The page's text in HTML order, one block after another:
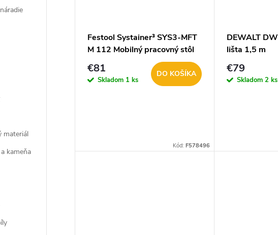
materiál
kameňa
Festool Systainer³ SYS3-MFT
M 112 Mobilný pracovný stôl
€81
Skladom 1 ks
DO KOŠÍKA
Kód:F578496
DEWALT
lišta 1,5 m
€79
Skladom2 ks